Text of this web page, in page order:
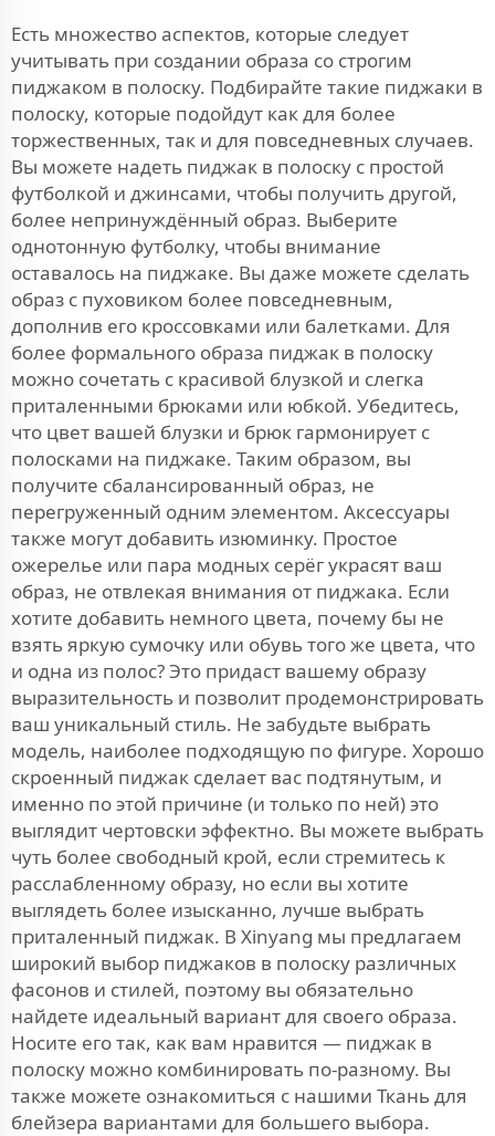
Есть множество аспектов, которые следует
учитывать при создании образа со строгим
пиджаком в полоску. Подбирайте такие пиджаки в
полоску, которые подойдут как для более
торжественных, так и для повседневных случаев.
Вы можете надеть пиджак в полоску с простой
футболкой и джинсами, чтобы получить другой,
более непринуждённый образ. Выберите
однотонную футболку, чтобы внимание
оставалось на пиджаке. Вы даже можете сделать
образ с пуховиком более повседневным,
дополнив его кроссовками или балетками. Для
более формального образа пиджак в полоску
можно сочетать с красивой блузкой и слегка
приталенными брюками или юбкой. Убедитесь,
что цвет вашей блузки и брюк гармонирует с
полосками на пиджаке. Таким образом, вы
получите сбалансированный образ, не
перегруженный одним элементом. Аксессуары
также могут добавить изюминку. Простое
ожерелье или пара модных серёг украсят ваш
образ, не отвлекая внимания от пиджака. Если
хотите добавить немного цвета, почему бы не
взять яркую сумочку или обувь того же цвета, что
и одна из полос? Это придаст вашему образу
выразительность и позволит продемонстрировать
ваш уникальный стиль. Не забудьте выбрать
модель, наиболее подходящую по фигуре. Хорошо
скроенный пиджак сделает вас подтянутым, и
именно по этой причине (и только по ней) это
выглядит чертовски эффектно. Вы можете выбрать
чуть более свободный крой, если стремитесь к
расслабленному образу, но если вы хотите
выглядеть более изысканно, лучше выбрать
приталенный пиджак. В Xinyang мы предлагаем
широкий выбор пиджаков в полоску различных
фасонов и стилей, поэтому вы обязательно
найдете идеальный вариант для своего образа.
Носите его так, как вам нравится — пиджак в
полоску можно комбинировать по-разному. Вы
также можете ознакомиться с нашими Ткань для
блейзера вариантами для большего выбора.